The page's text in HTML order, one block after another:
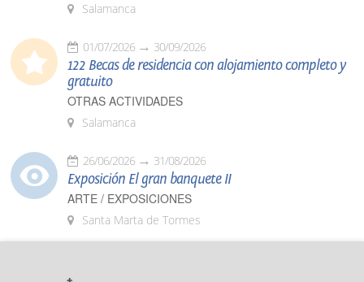
Salamanca
01/07/2026 30/09/2026
122 Becas de residencia con alojamiento completo y
gratuito
OTRAS ACTIVIDADES
Salamanca
26/06/2026 31/08/2026
Exposición El gran banquete II
ARTE / EXPOSICIONES
Santa Marta de Tormes